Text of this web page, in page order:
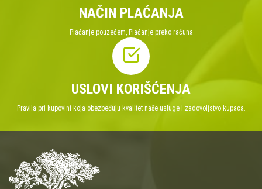
NAČIN PLAĆANJA
Plaćanje pouzećem, Plaćanje preko računa
USLOVI KORIŠĆENJA
Pravila pri kupovini koja obezbeđuju kvalitet naše usluge i zadovoljstvo kupaca.